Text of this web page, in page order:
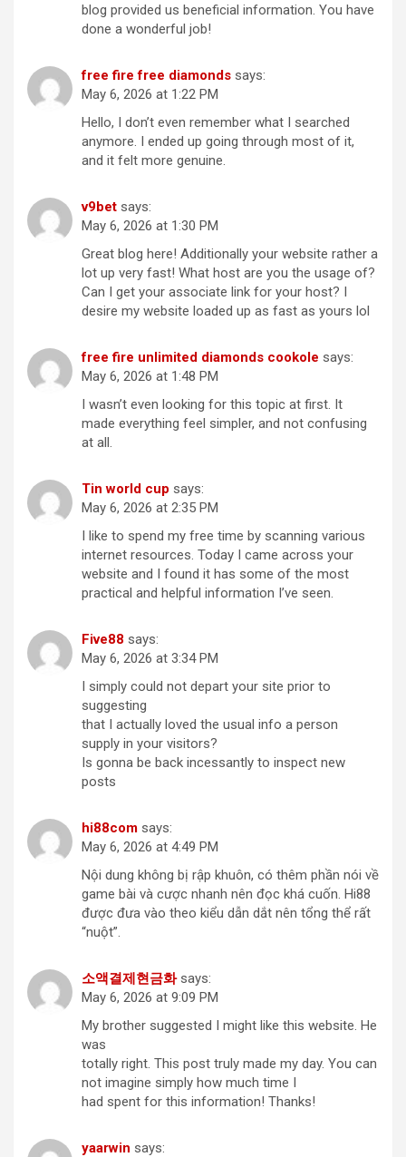
blog provided us beneficial information. You have
done a wonderful job!
free fire free diamonds says:
May 6, 2026 at 1:22 PM
Hello, I don’t even remember what I searched
anymore. I ended up going through most of it,
and it felt more genuine.
v9bet says:
May 6, 2026 at 1:30 PM
Great blog here! Additionally your website rather a
lot up very fast! What host are you the usage of?
Can I get your associate link for your host? I
desire my website loaded up as fast as yours lol
free fire unlimited diamonds cookole says:
May 6, 2026 at 1:48 PM
I wasn’t even looking for this topic at first. It
made everything feel simpler, and not confusing
at all.
Tin world cup says:
May 6, 2026 at 2:35 PM
I like to spend my free time by scanning various
internet resources. Today I came across your
website and I found it has some of the most
practical and helpful information I’ve seen.
Five88 says:
May 6, 2026 at 3:34 PM
I simply could not depart your site prior to
suggesting
that I actually loved the usual info a person
supply in your visitors?
Is gonna be back incessantly to inspect new
posts
hi88com says:
May 6, 2026 at 4:49 PM
Nội dung không bị rập khuôn, có thêm phần nói về
game bài và cược nhanh nên đọc khá cuốn. Hi88
được đưa vào theo kiểu dẫn dắt nên tổng thể rất
“nuột”.
소액결제현금화 says:
May 6, 2026 at 9:09 PM
My brother suggested I might like this website. He
was
totally right. This post truly made my day. You can
not imagine simply how much time I
had spent for this information! Thanks!
yaarwin says: